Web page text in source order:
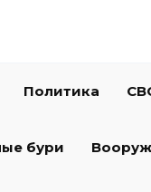
Политика
бури